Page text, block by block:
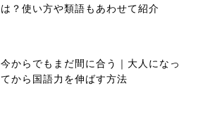
は？使い方や類語もあわせて紹介
今からでもまだ間に合う｜大人になっ
てから国語力を伸ばす方法